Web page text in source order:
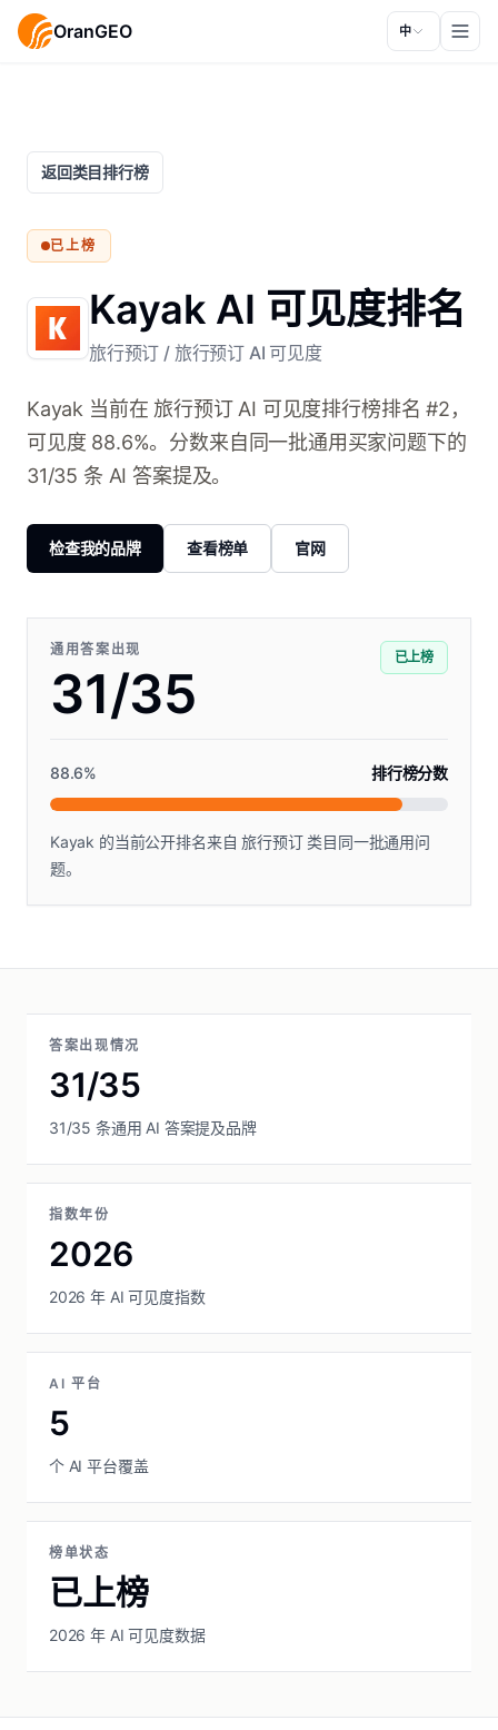
OranGEO 中
返回类目排行榜
已上榜
Kayak AI 可见度排名
旅行预订 / 旅行预订 AI 可见度
Kayak 当前在 旅行预订 AI 可见度排行榜排名 #2，
可见度 88.6%。分数来自同一批通用买家问题下的
31/35 条 AI 答案提及。
检查我的品牌 查看榜单 官网
通用答案出现
31/35
已上榜
88.6% 排行榜分数
Kayak 的当前公开排名来自 旅行预订 类目同一批通用问
题。
答案出现情况
31/35
31/35 条通用 AI 答案提及品牌
指数年份
2026
2026 年 AI 可见度指数
AI 平台
5
个 AI 平台覆盖
榜单状态
已上榜
2026 年 AI 可见度数据